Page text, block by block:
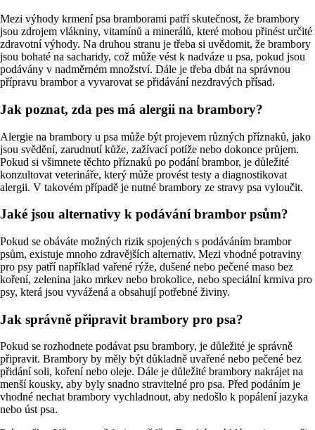
Mezi výhody krmení psa bramborami patří skutečnost, že brambory
jsou zdrojem vlákniny, vitamínů a minerálů, které mohou přinést určité
zdravotní výhody. Na druhou stranu je třeba si uvědomit, že brambory
jsou bohaté na sacharidy, což může vést k nadváze u psa, pokud jsou
podávány v nadměrném množství. Dále je třeba dbát na správnou
přípravu brambor a vyvarovat se přidávání nezdravých přísad.
Jak poznat, zda pes má alergii na brambory?
Alergie na brambory u psa může být projevem různých příznaků, jako
jsou svědění, zarudnutí kůže, zažívací potíže nebo dokonce průjem.
Pokud si všimnete těchto příznaků po podání brambor, je důležité
konzultovat veterináře, který může provést testy a diagnostikovat
alergii. V takovém případě je nutné brambory ze stravy psa vyloučit.
Jaké jsou alternativy k podávání brambor psům?
Pokud se obáváte možných rizik spojených s podáváním brambor
psům, existuje mnoho zdravějších alternativ. Mezi vhodné potraviny
pro psy patří například vařené rýže, dušené nebo pečené maso bez
koření, zelenina jako mrkev nebo brokolice, nebo speciální krmiva pro
psy, která jsou vyvážená a obsahují potřebné živiny.
Jak správně připravit brambory pro psa?
Pokud se rozhodnete podávat psu brambory, je důležité je správně
připravit. Brambory by měly být důkladně uvařené nebo pečené bez
přidání soli, koření nebo oleje. Dále je důležité brambory nakrájet na
menší kousky, aby byly snadno stravitelné pro psa. Před podáním je
vhodné nechat brambory vychladnout, aby nedošlo k popálení jazyka
nebo úst psa.